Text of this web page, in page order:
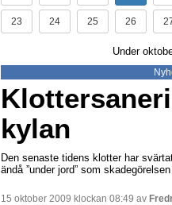
23 24 25 26
Under
kylan
Den senaste tidens klotter har
ändå ”under jord” som
15 oktober 2009 klockan 08:49 av